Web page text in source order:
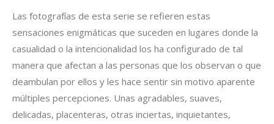
Las fotografías de esta serie se refieren estas
sensaciones enigmáticas que suceden en lugares donde la
casualidad o la intencionalidad los ha configurado de tal
manera que afectan a las personas que los observan o que
deambulan por ellos y les hace sentir sin motivo aparente
múltiples percepciones. Unas agradables, suaves,
delicadas, placenteras, otras inciertas, inquietantes,
ofertas